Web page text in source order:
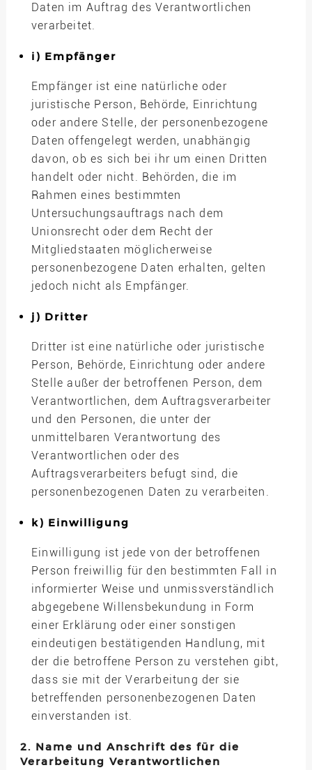
Daten im Auftrag des Verantwortlichen
verarbeitet.
i) Empfänger
Empfänger ist eine natürliche oder
juristische Person, Behörde, Einrichtung
oder andere Stelle, der personenbezogene
Daten offengelegt werden, unabhängig
davon, ob es sich bei ihr um einen Dritten
handelt oder nicht. Behörden, die im
Rahmen eines bestimmten
Untersuchungsauftrags nach dem
Unionsrecht oder dem Recht der
Mitgliedstaaten möglicherweise
personenbezogene Daten erhalten, gelten
jedoch nicht als Empfänger.
j) Dritter
Dritter ist eine natürliche oder juristische
Person, Behörde, Einrichtung oder andere
Stelle außer der betroffenen Person, dem
Verantwortlichen, dem Auftragsverarbeiter
und den Personen, die unter der
unmittelbaren Verantwortung des
Verantwortlichen oder des
Auftragsverarbeiters befugt sind, die
personenbezogenen Daten zu verarbeiten.
k) Einwilligung
Einwilligung ist jede von der betroffenen
Person freiwillig für den bestimmten Fall in
informierter Weise und unmissverständlich
abgegebene Willensbekundung in Form
einer Erklärung oder einer sonstigen
eindeutigen bestätigenden Handlung, mit
der die betroffene Person zu verstehen gibt,
dass sie mit der Verarbeitung der sie
betreffenden personenbezogenen Daten
einverstanden ist.
2. Name und Anschrift des für die
Verarbeitung Verantwortlichen